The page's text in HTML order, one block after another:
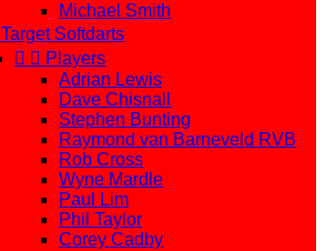
Michael Smith
Target Softdarts
  Players
Adrian Lewis
Dave Chisnall
Stephen Bunting
Raymond van Barneveld RVB
Rob Cross
Wyne Mardle
Paul Lim
Phil Taylor
Corey Cadby